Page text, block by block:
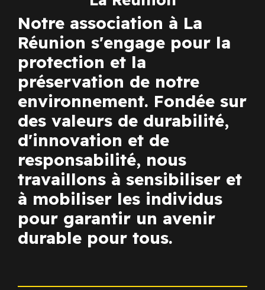
Notre association à La
Réunion s'engage pour la
protection et la
préservation de notre
environnement. Fondée sur
des valeurs de durabilité,
d'innovation et de
responsabilité, nous
travaillons à sensibiliser et
à mobiliser les individus
pour garantir un avenir
durable pour tous.